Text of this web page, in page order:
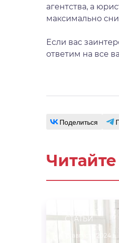
агентства, а
максимально
Если вас
ответим на все
Поделиться
СТАТЬИ
15 августа 2024 г.